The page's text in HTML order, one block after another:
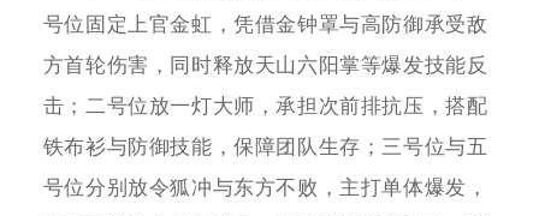
号位固定上官金虹，凭借金钟罩与高防御承受敌
方首轮伤害，同时释放天山六阳掌等爆发技能反
击；二号位放一灯大师，承担次前排抗压，搭配
铁布衫与防御技能，保障团队生存；三号位与五
号位分别放令狐冲与东方不败，主打单体爆发，